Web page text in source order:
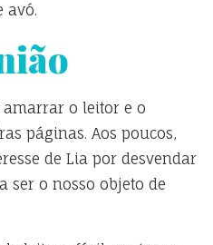
avó.
amarrar o leitor e o
páginas. Aos poucos,
de Lia por desvendar
ser o nosso objeto de